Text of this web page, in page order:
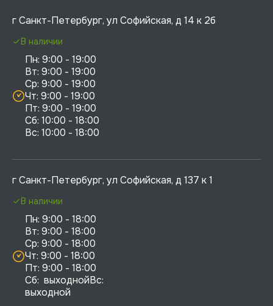
г Санкт-Петербург, ул Софийская, д 14 к 2б
Пн: 9:00 - 19:00
Вт: 9:00 - 19:00
Ср: 9:00 - 19:00
Чт: 9:00 - 19:00
Пт: 9:00 - 19:00
Сб: 10:00 - 18:00
В наличии
г Санкт-Петербург, ул Софийская, д 137 к 1
Пн: 9:00 - 18:00
Вт: 9:00 - 18:00
Ср: 9:00 - 18:00
Чт: 9:00 - 18:00
Пт: 9:00 - 18:00
Сб:  выходнойВс:
выходной
В наличии